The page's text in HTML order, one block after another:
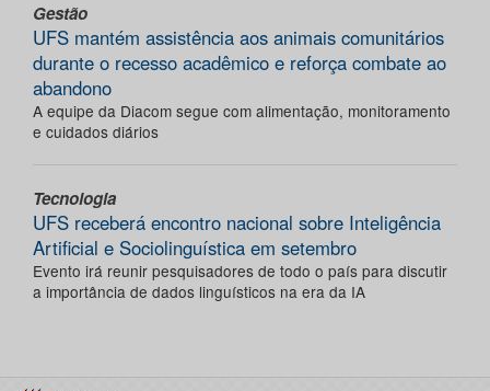
Gestão
UFS mantém assistência aos animais comunitários
durante o recesso acadêmico e reforça combate ao
abandono
A equipe da Diacom segue com alimentação, monitoramento
e cuidados diários
Tecnologia
UFS receberá encontro nacional sobre Inteligência
Artificial e Sociolinguística em setembro
Evento irá reunir pesquisadores de todo o país para discutir
a importância de dados linguísticos na era da IA